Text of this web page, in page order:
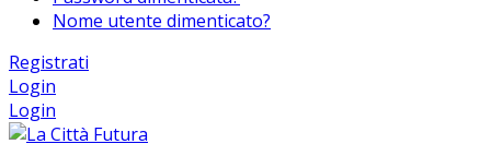
Nome utente dimenticato?
Registrati
Login
Login